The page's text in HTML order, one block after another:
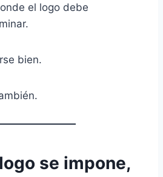
el logo debe
bien.
se impone,